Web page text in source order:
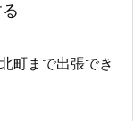
町まで出張でき